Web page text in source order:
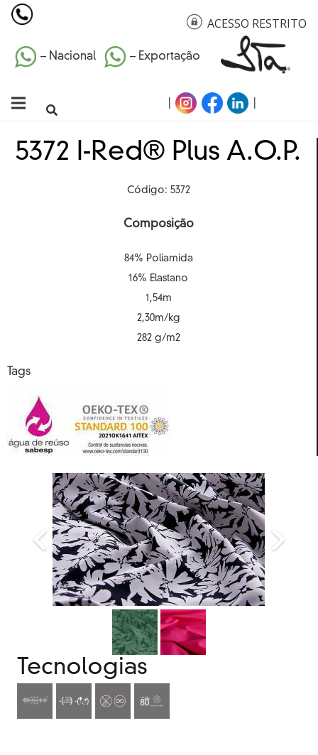
ACESSO RESTRITO
– Nacional – Exportação
5372 I-Red® Plus A.O.P.
Código: 5372
Composição
84% Poliamida
16% Elastano
1,54m
2,30m/kg
282 g/m2
Tags
Tecnologias